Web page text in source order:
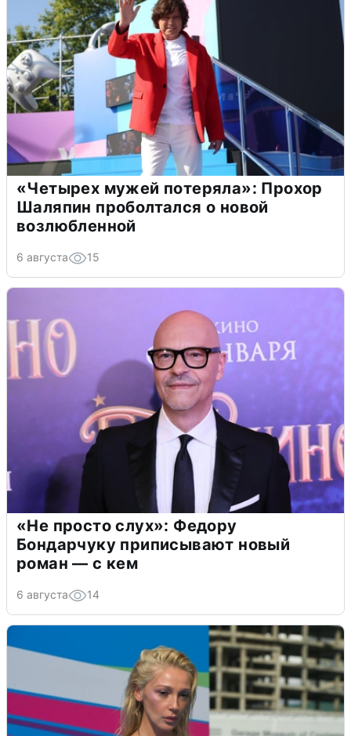
«Четырех мужей потеряла»: Прохор
Шаляпин проболтался о новой
возлюбленной
6 августа 15
«Не просто слух»: Федору
Бондарчуку приписывают новый
роман — с кем
6 августа 14